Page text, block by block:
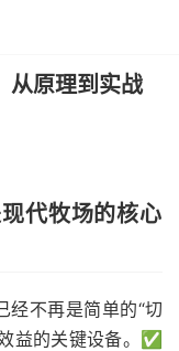
从原理到实战
代牧场的核心
经不再是简单的“切
益的关键设备。✅